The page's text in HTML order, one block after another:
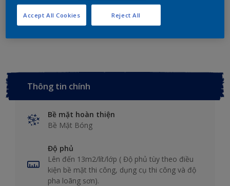
Thêm vào không gian làm việc
Thông tin chính
Bề mặt hoàn thiện
Bề Mặt Bóng
Độ phủ
Lên đến 13m2/lít/lớp ( Độ phủ tùy theo điều
kiện bề mặt thi công, dụng cụ thi công và độ
pha loãng sơn).
Reject All
Accept All Cookies